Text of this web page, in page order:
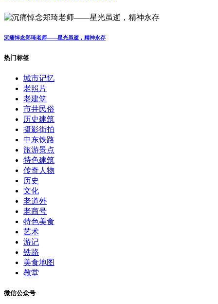
沉痛悼念郑琦老师——星光虽逝，精神永存
热门标签
城市记忆
老照片
老建筑
市井民俗
历史建筑
摄影街拍
中东铁路
旅游景点
特色建筑
传奇人物
历史
文化
老道外
老商号
特色美食
艺术
游记
铁路
美食地图
教堂
微信公众号